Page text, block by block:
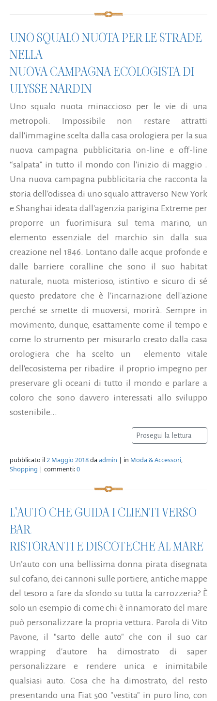
UNO SQUALO NUOTA PER LE STRADE
NELLA
NUOVA CAMPAGNA ECOLOGISTA DI
ULYSSE NARDIN
Uno squalo nuota minaccioso per le vie di una
metropoli. Impossibile non restare attratti
dall'immagine scelta dalla casa orologiera per la sua
nuova campagna pubblicitaria on-line e off-line
“salpata” in tutto il mondo con l'inizio di maggio .
Una nuova campagna pubblicitaria che racconta la
storia dell'odissea di uno squalo attraverso New York
e Shanghai ideata dall'agenzia parigina Extreme per
proporre un fuorimisura sul tema marino, un
elemento essenziale del marchio sin dalla sua
creazione nel 1846. Lontano dalle acque profonde e
dalle barriere coralline che sono il suo habitat
naturale, nuota misterioso, istintivo e sicuro di sé
questo predatore che è l'incarnazione dell'azione
perché se smette di muoversi, morirà. Sempre in
movimento, dunque, esattamente come il tempo e
come lo strumento per misurarlo creato dalla casa
orologiera che ha scelto un elemento vitale
dell'ecosistema per ribadire il proprio impegno per
preservare gli oceani di tutto il mondo e parlare a
coloro che sono davvero interessati allo sviluppo
sostenibile...
Prosegui la lettura
pubblicato il2 Maggio 2018daadmin | in Moda & Accessori,
Shopping | commenti:0
L'AUTO CHE GUIDA I CLIENTI VERSO
BAR
RISTORANTI E DISCOTECHE AL MARE
Un’auto con una bellissima donna pirata disegnata
sul cofano, dei cannoni sulle portiere, antiche mappe
del tesoro a fare da sfondo su tutta la carrozzeria? È
solo un esempio di come chi è innamorato del mare
può personalizzare la propria vettura. Parola di Vito
Pavone, il "sarto delle auto" che con il suo car
wrapping d'autore ha dimostrato di saper
personalizzare e rendere unica e inimitabile
qualsiasi auto. Cosa che ha dimostrato, del resto
presentando una Fiat 500 "vestita" in puro lino, con